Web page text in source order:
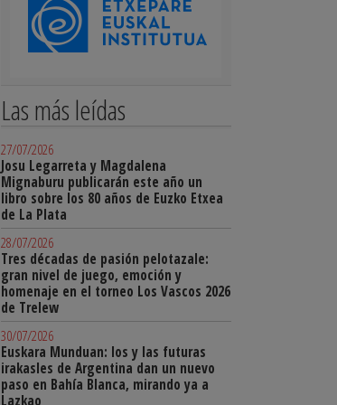
Las más leídas
27/07/2026
Josu Legarreta y Magdalena
Mignaburu publicarán este año un
libro sobre los 80 años de Euzko Etxea
de La Plata
28/07/2026
Tres décadas de pasión pelotazale:
gran nivel de juego, emoción y
homenaje en el torneo Los Vascos 2026
de Trelew
30/07/2026
Euskara Munduan: los y las futuras
irakasles de Argentina dan un nuevo
paso en Bahía Blanca, mirando ya a
Lazkao